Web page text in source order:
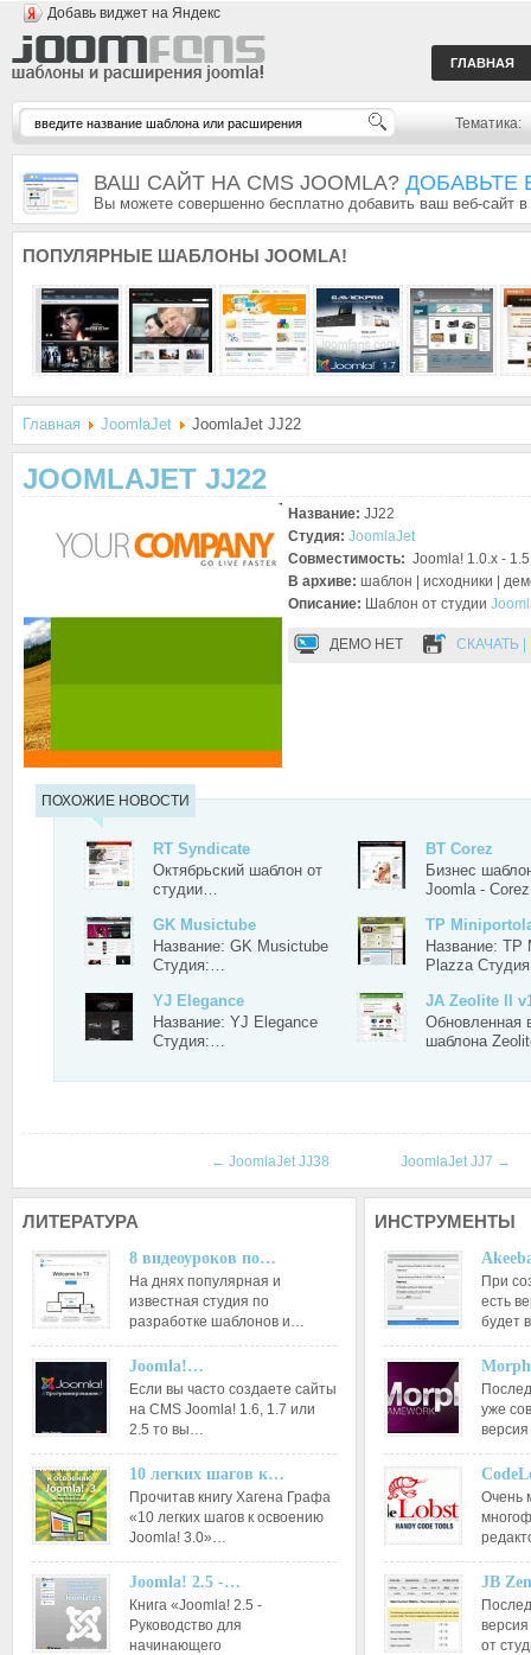
Добавь виджет на Яндекс
ГЛАВНАЯ
Тематика:
ВАШ САЙТ НА CMS JOOMLA? ДОБАВЬТЕ
Вы можете совершенно бесплатно добавить ваш веб-сайт
ПОПУЛЯРНЫЕ ШАБЛОНЫ JOOMLA!
Главная JoomlaJet JoomlaJet JJ22
JOOMLAJET JJ22
Название: JJ22
Студия: JoomlaJet
Совместимость: Joomla! 1.0.x -
В архиве: шаблон | исходники |
Описание: Шаблон от студии
ДЕМО НЕТ СКАЧАТЬ |
ПОХОЖИЕ НОВОСТИ
RT Syndicate
Октябрьский шаблон от
студии…
BT Corez
Бизнес
Joomla -
GK Musictube
Название: GK Musictube
Студия:…
TP
Название: TP
Plazza
YJ Elegance
Название: YJ Elegance
Студия:…
JA Zeolite II
Обновленная
шаблона
← JoomlaJet JJ38 JoomlaJet JJ7 →
ЛИТЕРАТУРА
8 видеоуроков по…
На днях популярная и
известная студия по
разработке шаблонов и…
Joomla!…
Если вы часто создаете сайты
на CMS Joomla! 1.6, 1.7 или
2.5 то вы…
10 легких шагов к…
Прочитав книгу Хагена Графа
«10 легких шагов к освоению
Joomla! 3.0»…
Joomla! 2.5 -…
Книга «Joomla! 2.5 -
Руководство для
начинающего
ИНСТРУМЕНТЫ
При
есть
будет
уже
Очень
JB
от